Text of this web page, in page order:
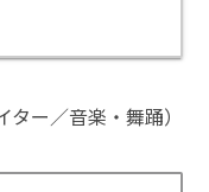
ター／音楽・舞踊）